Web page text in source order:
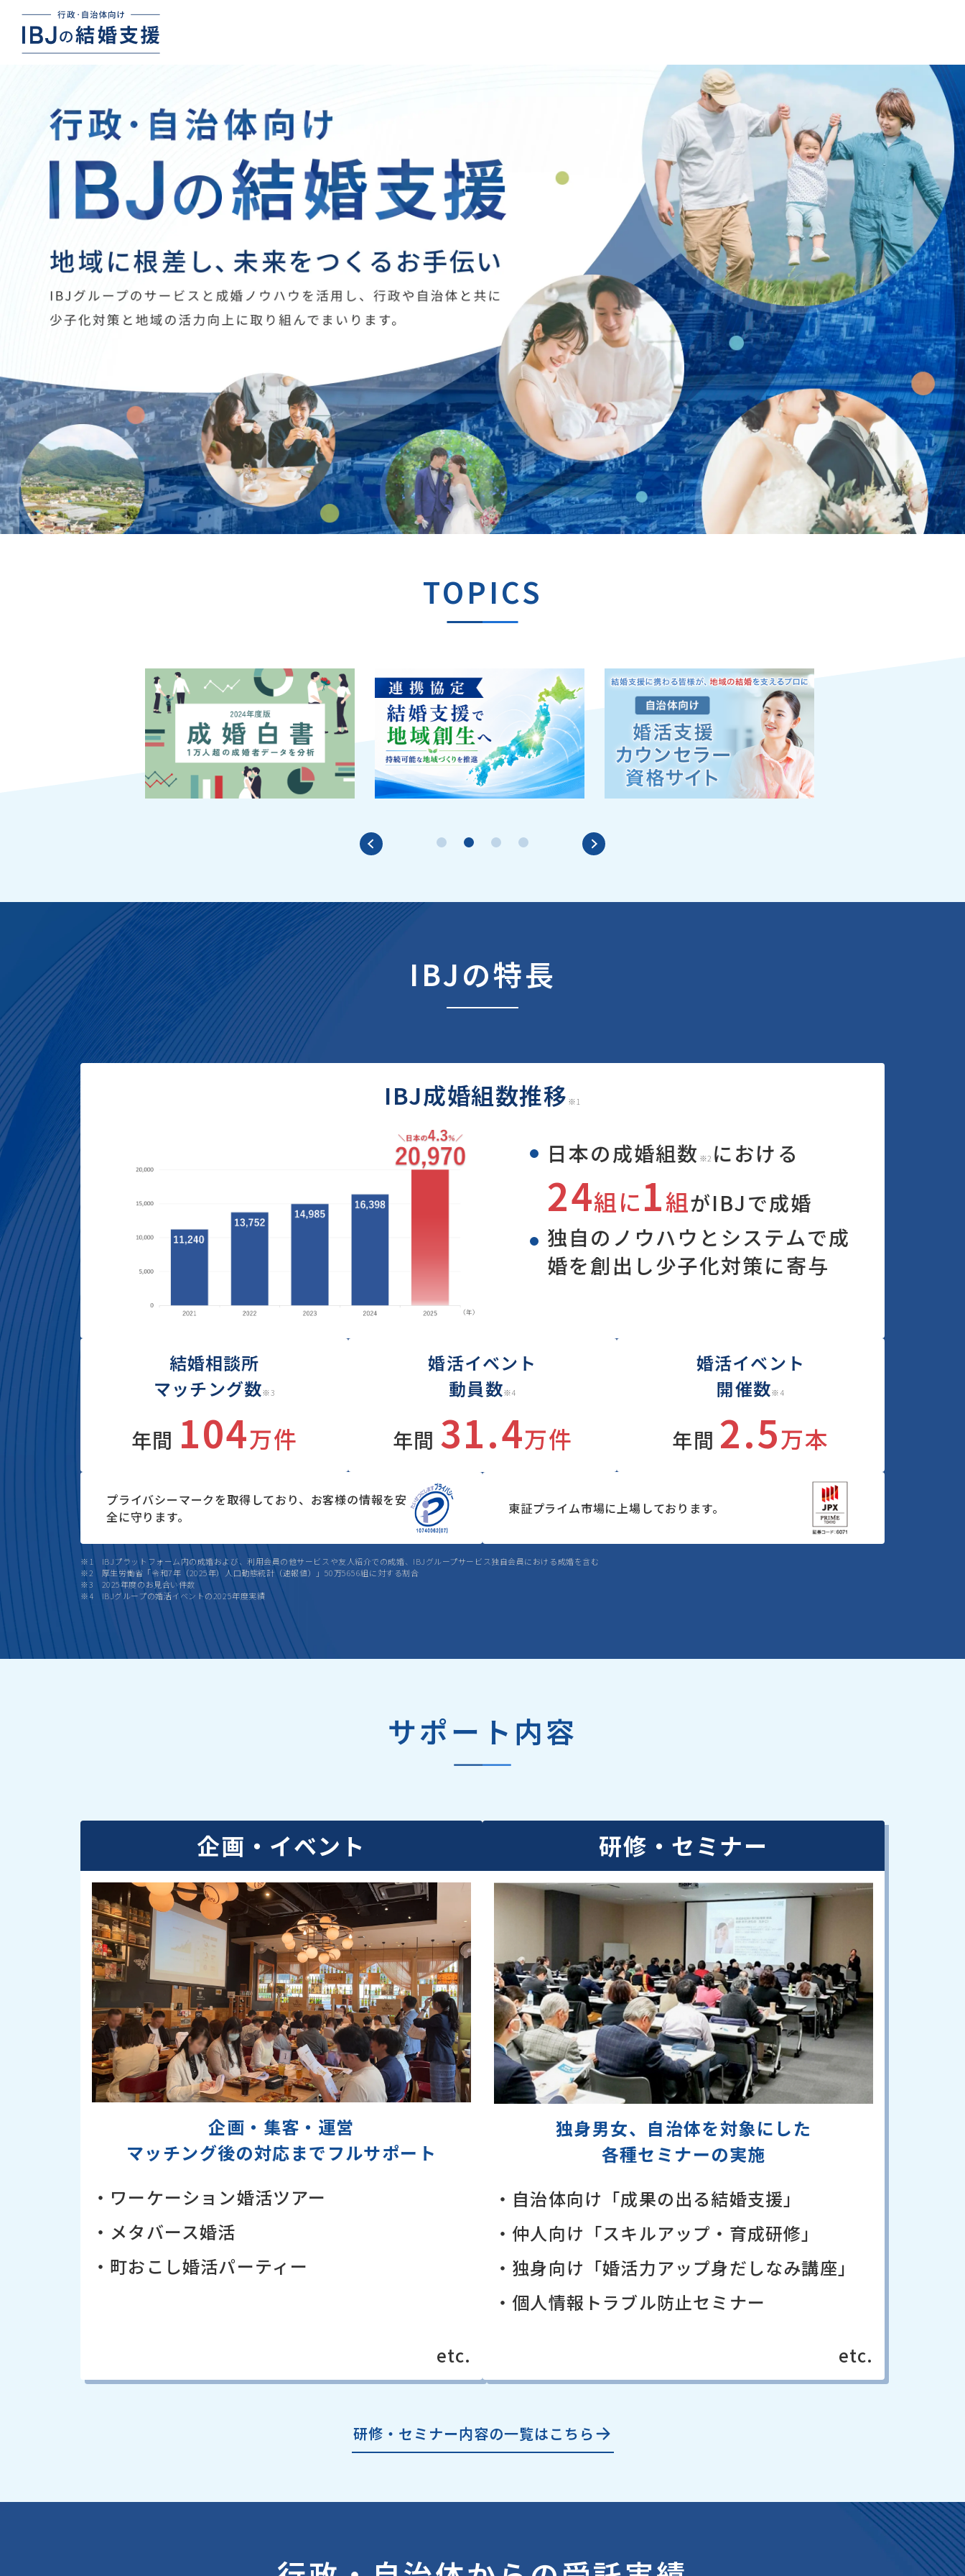
TOPICS
IBJの特長
IBJ成婚組数推移 ※1
日本の成婚組数 ※2 における
24組に1組がIBJで成婚
独自のノウハウとシステムで成
婚を創出し少子化対策に寄与
結婚相談所
マッチング数※3
年間 104万件
婚活イベント
動員数※4
年間 31.4万件
婚活イベント
開催数※4
年間 2.5万本
プライバシーマークを取得しており、お客様の情報を安
全に守ります。
東証プライム市場に上場しております。
※1 IBJプラットフォーム内の成婚および、利用会員の他サービスや友人紹介での成婚、IBJグループサービス独自会員における成婚を含む
※2 厚生労働省「令和7年（2025年）人口動態統計（速報値）」50万5656組に対する割合
※3 2025年度のお見合い件数
※4 IBJグループの婚活イベントの2025年度実績
サポート内容
企画・イベント
企画・集客・運営
マッチング後の対応までフルサポート
・ワーケーション婚活ツアー
・メタバース婚活
・町おこし婚活パーティー
etc.
研修・セミナー
独身男女、自治体を対象にした
各種セミナーの実施
・自治体向け「成果の出る結婚支援」
・仲人向け「スキルアップ・育成研修」
・独身向け「婚活力アップ身だしなみ講座」
・個人情報トラブル防止セミナー
etc.
研修・セミナー内容の一覧はこちら